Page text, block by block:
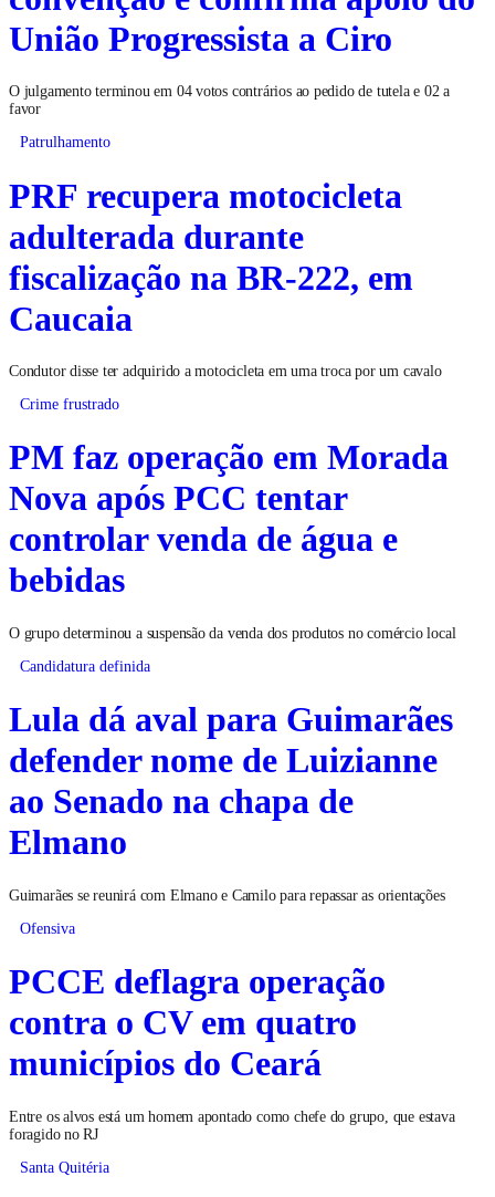
União Progressista a Ciro
O julgamento terminou em 04 votos contrários ao pedido de tutela e 02 a
favor
Patrulhamento
PRF recupera motocicleta
adulterada durante
fiscalização na BR-222, em
Caucaia
Condutor disse ter adquirido a motocicleta em uma troca por um cavalo
Crime frustrado
PM faz operação em Morada
Nova após PCC tentar
controlar venda de água e
bebidas
O grupo determinou a suspensão da venda dos produtos no comércio local
Candidatura definida
Lula dá aval para Guimarães
defender nome de Luizianne
ao Senado na chapa de
Elmano
Guimarães se reunirá com Elmano e Camilo para repassar as orientações
Ofensiva
PCCE deflagra operação
contra o CV em quatro
municípios do Ceará
Entre os alvos está um homem apontado como chefe do grupo, que estava
foragido no RJ
Santa Quitéria